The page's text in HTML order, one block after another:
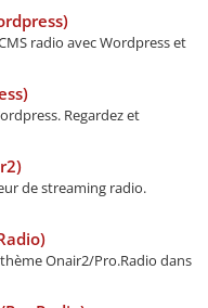
radio avec Wordpress et
Regardez et
de streaming radio.
Onair2/Pro.Radio dans